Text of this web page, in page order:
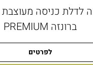
ברונזה PREMIUM
לפרטים